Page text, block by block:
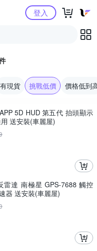
購物中心登入
有現貨 挑戰低價 價格低到
5D HUD 第五代 抬頭顯示
送安裝(車麗屋)
雷達 南極星 GPS-7688 觸控
器 送安裝(車麗屋)